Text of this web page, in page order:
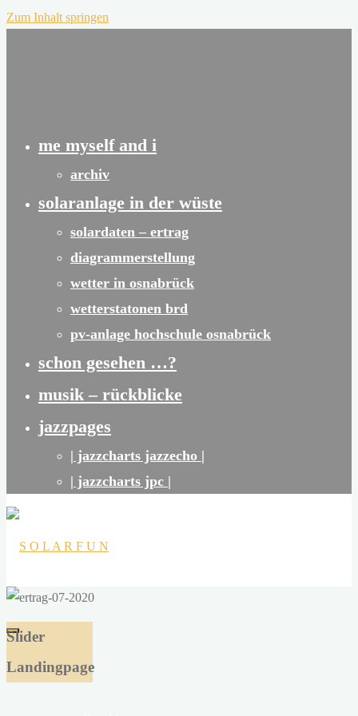
Zum Inhalt springen
me myself and i
archiv
solaranlage in der wüste
solardaten – ertrag
diagrammerstellung
wetter in osnabrück
wetterstatonen brd
pv-anlage hochschule osnabrück
schon gesehen …?
musik – rückblicke
jazzpages
| jazzcharts jazzecho |
| jazzcharts jpc |
S
O
L
Slider
Landingpage